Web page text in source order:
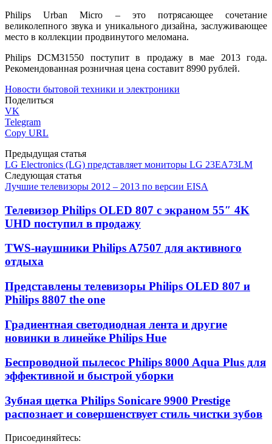
Philips Urban Micro – это потрясающее сочетание
великолепного звука и уникального дизайна, заслуживающее
место в коллекции продвинутого меломана.
Philips DCM31550 поступит в продажу в мае 2013 года.
Рекомендованная розничная цена составит 8990 рублей.
Новости бытовой техники и электроники
Поделиться
VK
Telegram
Copy URL
Предыдущая статья
LG Electronics (LG) представляет мониторы LG 23EA73LM
Следующая статья
Лучшие телевизоры 2012 – 2013 по версии EISA
Телевизор Philips OLED 807 с экраном 55″ 4K
UHD поступил в продажу
TWS-наушники Philips A7507 для активного
отдыха
Представлены телевизоры Philips OLED 807 и
Philips 8807 the one
Градиентная светодиодная лента и другие
новинки в линейке Philips Hue
Беспроводной пылесос Philips 8000 Aqua Plus для
эффективной и быстрой уборки
Зубная щетка Philips Sonicare 9900 Prestige
распознает и совершенствует стиль чистки зубов
Присоединяйтесь: